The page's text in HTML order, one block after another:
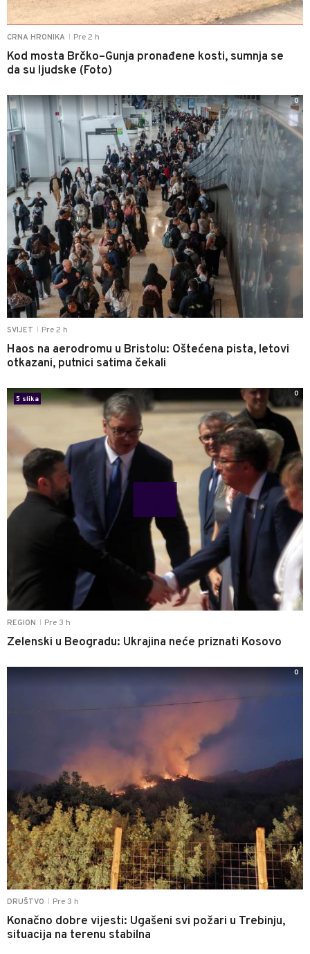
CRNA HRONIKA Pre 2 h
Kod mosta Brčko–Gunja pronađene kosti, sumnja se
da su ljudske (Foto)
SVIJET Pre 2 h
Haos na aerodromu u Bristolu: Oštećena pista, letovi
otkazani, putnici satima čekali
0
REGION Pre 3 h
Zelenski u Beogradu: Ukrajina neće priznati Kosovo
5 slika
0
DRUŠTVO Pre 3 h
Konačno dobre vijesti: Ugašeni svi požari u Trebinju,
situacija na terenu stabilna
0